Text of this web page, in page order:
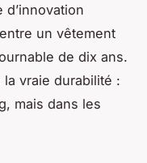
un vêtement
de dix ans.
la vraie durabilité :
mais dans les